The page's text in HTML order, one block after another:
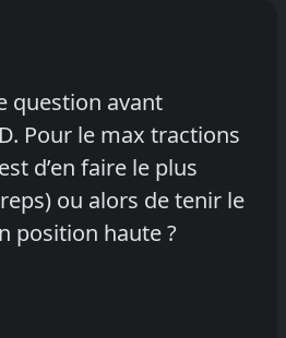
question avant
Pour le max tractions
d’en faire le plus
ou alors de tenir le
position haute ?